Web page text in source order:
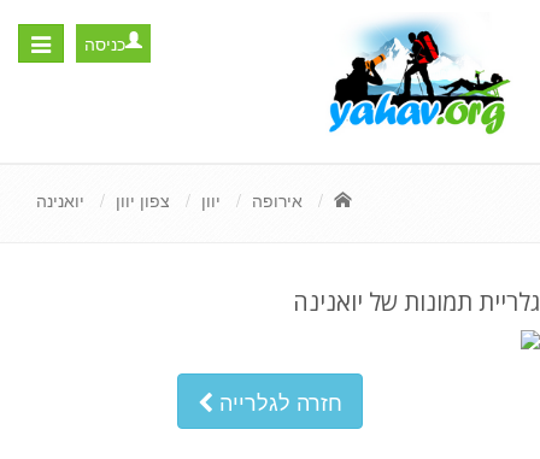
Toggle
כניסה
אירופה יוון צפון יוון יואנינה
גלריית תמונות של יואנינה
חזרה לגלרייה